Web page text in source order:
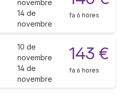
novembre
14 de
novembre
fa 6 hores
10 de
novembre
14 de
novembre
143 €
fa 6 hores